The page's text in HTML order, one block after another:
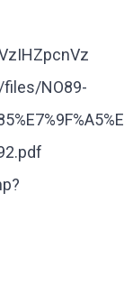
NO89-